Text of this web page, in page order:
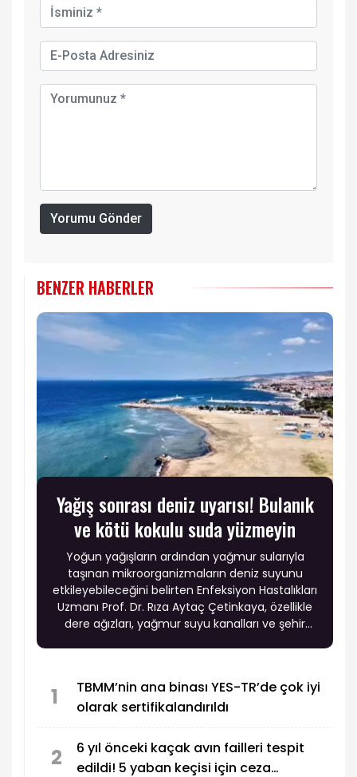
Yorumu Gönder
BENZER HABERLER
Yağış sonrası deniz uyarısı! Bulanık
ve kötü kokulu suda yüzmeyin
Yoğun yağışların ardından yağmur sularıyla
taşınan mikroorganizmaların deniz suyunu
etkileyebileceğini belirten Enfeksiyon Hastalıkları
Uzmanı Prof. Dr. Rıza Aytaç Çetinkaya, özellikle
dere ağızları, yağmur suyu kanalları ve şehir
1
TBMM’nin ana binası YES-TR’de çok iyi
olarak sertifikalandırıldı
2
6 yıl önceki kaçak avın failleri tespit
edildi! 5 yaban keçisi için ceza